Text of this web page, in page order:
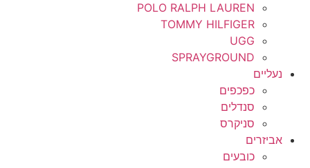
POLO RALPH LAUREN
TOMMY HILFIGER
UGG
SPRAYGROUND
נעליים
כפכפים
סנדלים
סניקרס
אביזרים
כובעים